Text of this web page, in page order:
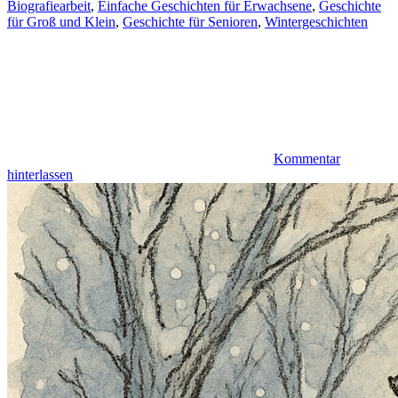
Biografiearbeit, Einfache Geschichten für Erwachsene, Geschichte
für Groß und Klein, Geschichte für Senioren, Wintergeschichten
Kommentar
hinterlassen